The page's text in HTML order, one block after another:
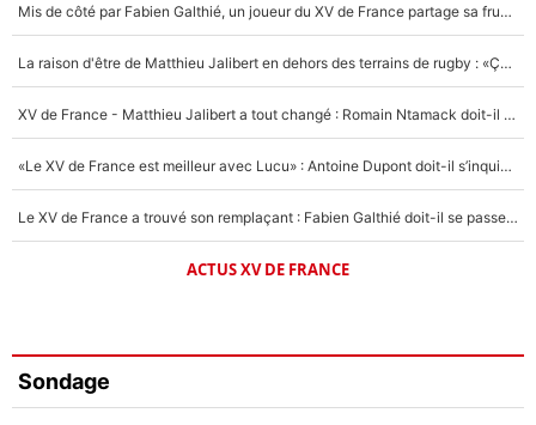
Mis de côté par Fabien Galthié, un joueur du XV de France partage sa frustration : «ils ne me l’ont pas dit tout de suite»
La raison d'être de Matthieu Jalibert en dehors des terrains de rugby : «Ça m'atteint autant que si tu touches à un membre de ma famille»
XV de France - Matthieu Jalibert a tout changé : Romain Ntamack doit-il s’inquiéter pour sa place à un an de la Coupe du monde ?
«Le XV de France est meilleur avec Lucu» : Antoine Dupont doit-il s’inquiéter pour sa place ?
Le XV de France a trouvé son remplaçant : Fabien Galthié doit-il se passer d'Antoine Dupont ?
ACTUS XV DE FRANCE
Sondage